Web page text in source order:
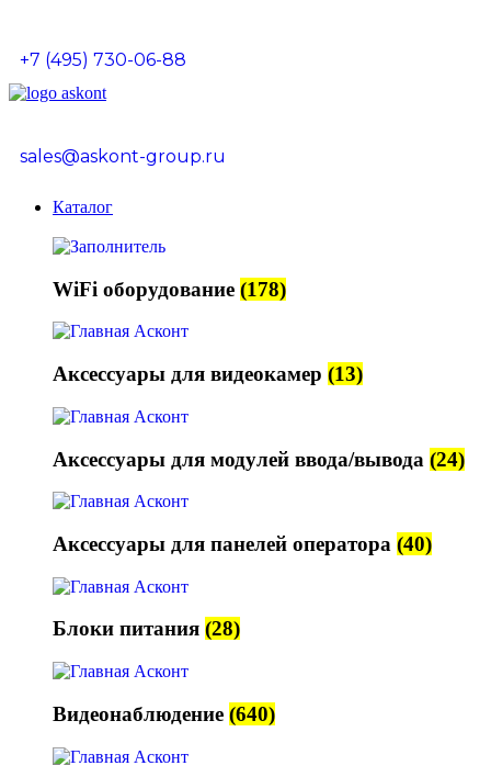
+7 (495) 730-06-88
sales@askont-group.ru
Каталог
WiFi оборудование (178)
Аксессуары для видеокамер (13)
Аксессуары для модулей ввода/вывода (24)
Аксессуары для панелей оператора (40)
Блоки питания (28)
Видеонаблюдение (640)